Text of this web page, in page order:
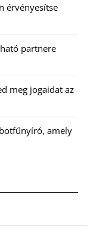
érvényesítse
partnere
meg jogaidat az
amely